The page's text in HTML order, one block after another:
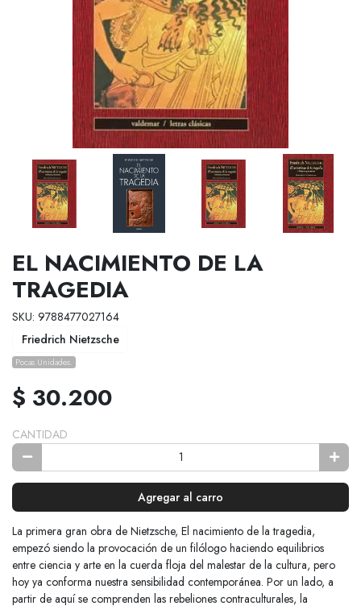
EL NACIMIENTO DE LA
TRAGEDIA
SKU: 9788477027164
Friedrich Nietzsche
Pocas Unidades.
$ 30.200
CANTIDAD
Agregar al carro
La primera gran obra de Nietzsche, El nacimiento de la tragedia,
empezó siendo la provocación de un filólogo haciendo equilibrios
entre ciencia y arte en la cuerda floja del malestar de la cultura, pero
hoy ya conforma nuestra sensibilidad contemporánea. Por un lado, a
partir de aquí se comprenden las rebeliones contraculturales, la